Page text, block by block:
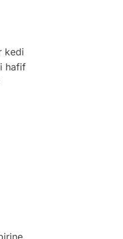
kedi
hafif